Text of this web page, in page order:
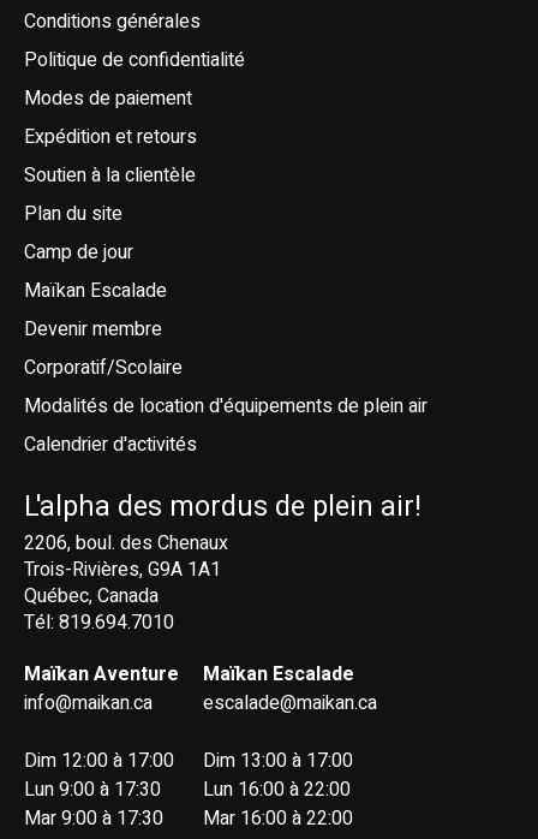
Conditions générales
Politique de confidentialité
Modes de paiement
Expédition et retours
Soutien à la clientèle
Plan du site
Camp de jour
Maïkan Escalade
Devenir membre
Corporatif/Scolaire
Modalités de location d'équipements de plein air
Calendrier d'activités
L'alpha des mordus de plein air!
2206, boul. des Chenaux
Trois-Rivières, G9A 1A1
Québec, Canada
Tél: 819.694.7010
Maïkan Aventure
info@maikan.ca
Dim 12:00 à 17:00
Lun 9:00 à 17:30
Mar 9:00 à 17:30
Maïkan Escalade
escalade@maikan.ca
Dim 13:00 à 17:00
Lun 16:00 à 22:00
Mar 16:00 à 22:00